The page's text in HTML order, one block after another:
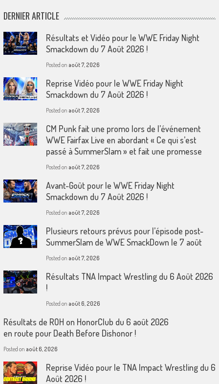
DERNIER ARTICLE
Résultats et Vidéo pour le WWE Friday Night
Smackdown du 7 Août 2026 !
Posted on août 7, 2026
Reprise Vidéo pour le WWE Friday Night
Smackdown du 7 Août 2026 !
Posted on août 7, 2026
CM Punk fait une promo lors de l’événement
WWE Fairfax Live en abordant « Ce qui s’est
passé à SummerSlam » et fait une promesse
Posted on août 7, 2026
Avant-Goût pour le WWE Friday Night
Smackdown du 7 Août 2026 !
Posted on août 7, 2026
Plusieurs retours prévus pour l’épisode post-
SummerSlam de WWE SmackDown le 7 août
Posted on août 7, 2026
Résultats TNA Impact Wrestling du 6 Août 2026
!
Posted on août 6, 2026
Résultats de ROH on HonorClub du 6 août 2026
en route pour Death Before Dishonor !
Posted on août 6, 2026
Reprise Vidéo pour le TNA Impact Wrestling du 6
Août 2026 !